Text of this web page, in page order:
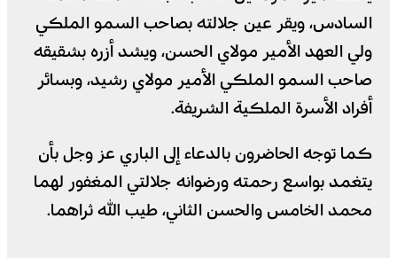
السادس، ويقر عين جلالته بصاحب السمو الملكي
ولي العهد الأمير مولاي الحسن، ويشد أزره بشقيقه
صاحب السمو الملكي الأمير مولاي رشيد، وبسائر
أفراد الأسرة الملكية الشريفة.
كما توجه الحاضرون بالدعاء إلى الباري عز وجل بأن
يتغمد بواسع رحمته ورضوانه جلالتي المغفور لهما
محمد الخامس والحسن الثاني، طيب الله ثراهما.